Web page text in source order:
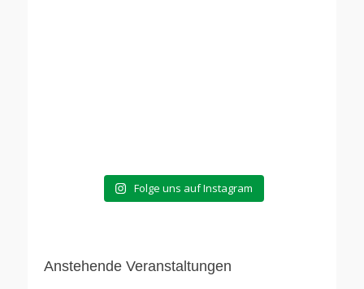
Folge uns auf Instagram
Anstehende Veranstaltungen